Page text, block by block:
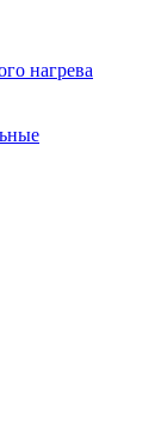
нагрева